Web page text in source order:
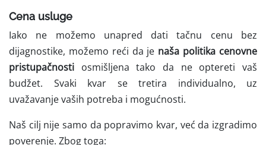
Cena usluge
Iako ne možemo unapred dati tačnu cenu bez
dijagnostike, možemo reći da je naša politika cenovne
pristupačnosti osmišljena tako da ne optereti vaš
budžet. Svaki kvar se tretira individualno, uz
uvažavanje vaših potreba i mogućnosti.
Naš cilj nije samo da popravimo kvar, već da izgradimo
poverenje. Zbog toga: